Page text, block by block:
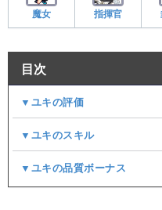
魔女 指揮官
目次
▼ユキの評価
▼ユキのスキル
▼ユキの品質ボーナス